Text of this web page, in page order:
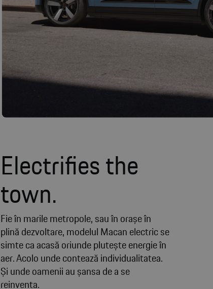
Electrifies the
town.
Fie în marile metropole, sau în orașe în
plină dezvoltare, modelul Macan electric se
simte ca acasă oriunde plutește energie în
aer. Acolo unde contează individualitatea.
Și unde oamenii au șansa de a se
reinventa.